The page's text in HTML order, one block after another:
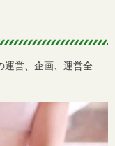
運営、企画、運営全